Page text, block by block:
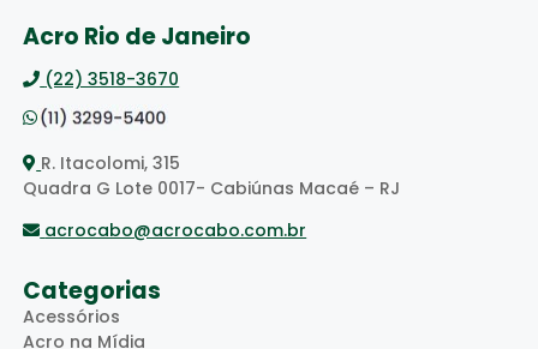
Acro Rio de Janeiro
(22) 3518-3670
R. Itacolomi, 315
Quadra G Lote 0017- Cabiúnas Macaé – RJ
acrocabo@acrocabo.com.br
Categorias
Acessórios
Acro na Mídia